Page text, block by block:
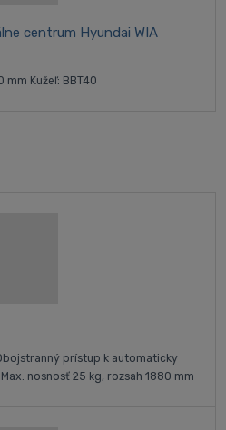
centrum Hyundai WIA
mm Kužeľ: BBT40
prístup k automaticky
nosnosť 25 kg, rozsah 1880 mm